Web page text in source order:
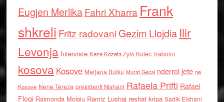
Eugjen MerlikaFahri Xharra Frank
shkreli Fritz radovaniGezim Llojdia Ilir
Levonja Interviste Keze Kozeta Zylo Kolec Traboini
kosova Kosove Marjana Bulku Murat Gecaj nderroi jete ne
Kosove Nene Tereza presidenti Nishani Rafaela Prifti Rafael
Floqi Raimonda Moisiu Ramiz Lushaj reshat kripa Sadik Elshani